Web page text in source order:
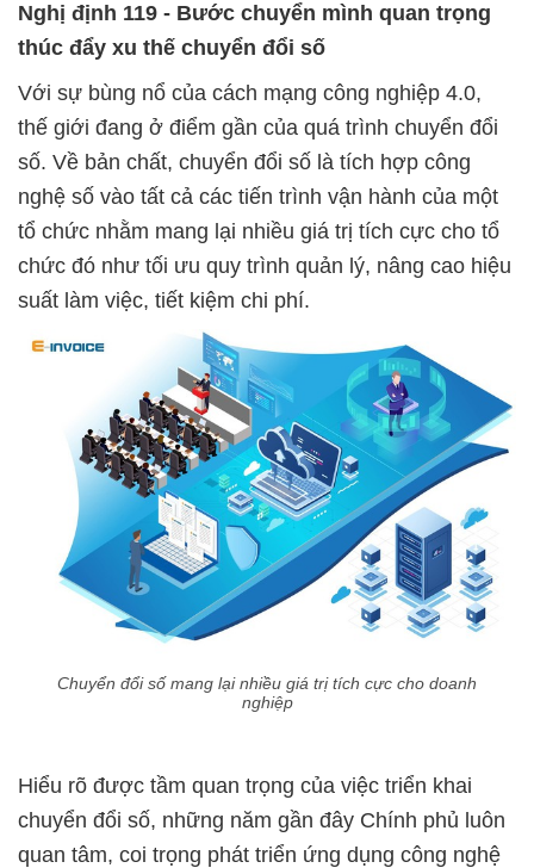
Nghị định 119 - Bước chuyển mình quan trọng
thúc đẩy xu thế chuyển đổi số
Với sự bùng nổ của cách mạng công nghiệp 4.0,
thế giới đang ở điểm gần của quá trình chuyển đổi
số. Về bản chất, chuyển đổi số là tích hợp công
nghệ số vào tất cả các tiến trình vận hành của một
tổ chức nhằm mang lại nhiều giá trị tích cực cho tổ
chức đó như tối ưu quy trình quản lý, nâng cao hiệu
suất làm việc, tiết kiệm chi phí.
Chuyển đổi số mang lại nhiều giá trị tích cực cho doanh
nghiệp
Hiểu rõ được tầm quan trọng của việc triển khai
chuyển đổi số, những năm gần đây Chính phủ luôn
quan tâm, coi trọng phát triển ứng dụng công nghệ